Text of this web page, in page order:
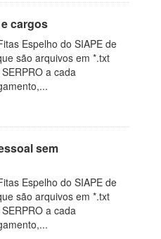
cargos
Espelho do SIAPE de
são arquivos em *.txt
a cada
sem
Espelho do SIAPE de
são arquivos em *.txt
a cada